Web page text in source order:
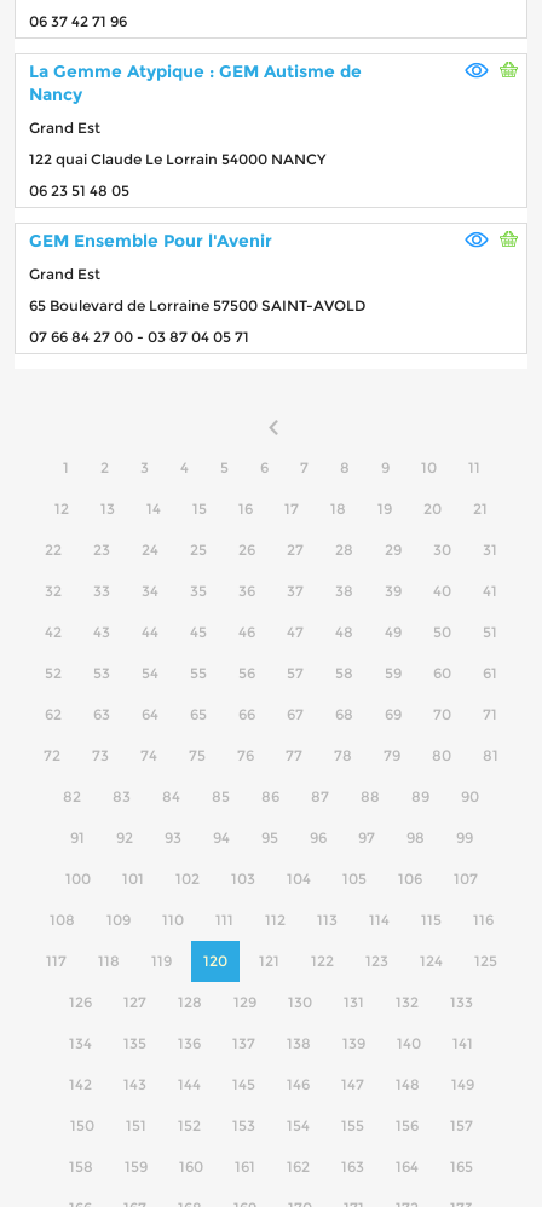
06 37 42 71 96
La Gemme Atypique : GEM Autisme de
Nancy
Grand Est
122 quai Claude Le Lorrain 54000 NANCY
06 23 51 48 05
GEM Ensemble Pour l'Avenir
Grand Est
65 Boulevard de Lorraine 57500 SAINT-AVOLD
07 66 84 27 00 - 03 87 04 05 71
1 2 3 4 5 6 7 8 9 10 11
12 13 14 15 16 17 18 19 20 21
22 23 24 25 26 27 28 29 30 31
32 33 34 35 36 37 38 39 40 41
42 43 44 45 46 47 48 49 50 51
52 53 54 55 56 57 58 59 60 61
62 63 64 65 66 67 68 69 70 71
72 73 74 75 76 77 78 79 80 81
82 83 84 85 86 87 88 89 90
91 92 93 94 95 96 97 98 99
100 101 102 103 104 105 106 107
108 109 110 111 112 113 114 115 116
117 118 119 120 121 122 123 124 125
126 127 128 129 130 131 132 133
134 135 136 137 138 139 140 141
142 143 144 145 146 147 148 149
150 151 152 153 154 155 156 157
158 159 160 161 162 163 164 165